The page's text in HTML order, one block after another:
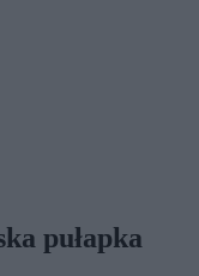
pułapka